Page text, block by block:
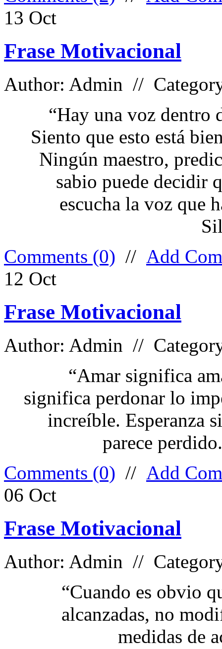
13 Oct
Frase Motivacional
Author: Admin //
“Hay una voz dentro
Siento que esto está
Ningún maestro,
sabio puede decidir
escucha la voz que
Comments (0) // Add
12 Oct
Frase Motivacional
Author: Admin //
“Amar significa
significa perdonar lo
increíble. Esperanza
parece
Comments (0) // Add
06 Oct
Frase Motivacional
Author: Admin //
“Cuando es obvio
alcanzadas, no
medidas de